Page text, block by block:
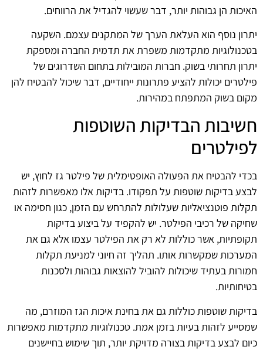
האיכות הן גבוהות יותר, דבר שעשוי להגדיל את הרווחים.
יתרון נוסף הוא העלאת הערך של המתקנים עצמם. השקעה
בטכנולוגיות מתקדמות משפרת את תדמית החברה ומספקת
יתרון תחרותי בשוק. חברות המובילות בתחום השדרוגים של
פילטרים יכולות להציע פתרונות ייחודיים, דבר שיכול להבטיח להן
מקום בשוק המתפתח במהירות.
חשיבות הבדיקות השוטפות
לפילטרים
בכדי להבטיח את הפעולה האופטימלית של פילטר גז לחוץ, יש
לבצע בדיקות שוטפות על תפקודו. בדיקות אלו מאפשרות לזהות
תקלות פוטנציאליות שעלולות להתרחש עם הזמן, כגון חסימה או
שחיקה של רכיבי הפילטר. יש להקפיד על ביצוע בדיקות
תקופתיות, אשר כוללות לא רק את הפילטר עצמו אלא גם את
המערכות שמקשרות אותו. תהליך זה חיוני למניעת תקלות
חמורות בעתיד שיכולות להוביל להוצאות גבוהות ולסכנות
בטיחותיות.
בדיקות שוטפות כוללות גם את בחינת איכות הגז המוזרם, מה
שמסייע לזהות בעיות בזמן אמת. טכנולוגיות מתקדמות מאפשרות
כיום לבצע בדיקות בצורה מדויקת יותר, תוך שימוש בחיישנים